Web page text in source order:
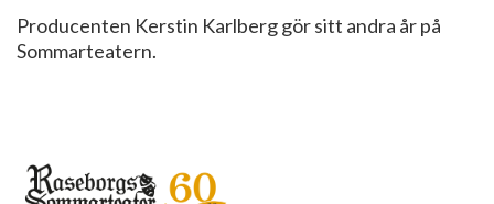
Producenten Kerstin Karlberg gör sitt andra år på
Sommarteatern.